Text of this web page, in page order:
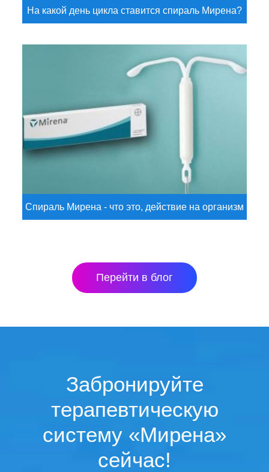
На какой день цикла ставится спираль Мирена?
Спираль Мирена - что это, действие на организм
Перейти в блог
Забронируйте
терапевтическую
систему «Мирена»
сейчас!